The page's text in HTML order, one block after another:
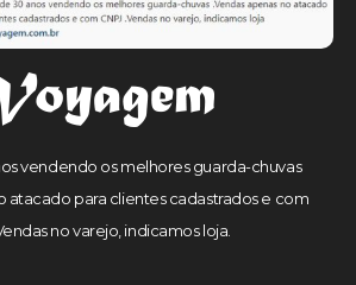
vendendo os melhores guarda-chuvas
atacado para clientes cadastrados e com
no varejo, indicamos loja.